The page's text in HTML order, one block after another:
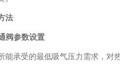
法
阀参数设置
能承受的最低吸气压力需求，对